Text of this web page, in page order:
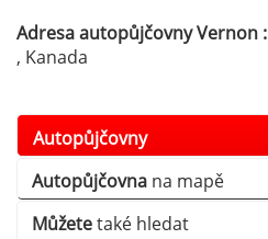
Adresa autopůjčovny Vernon :
, Kanada
Autopůjčovny
Autopůjčovna na mapě
Můžetetaké hledat